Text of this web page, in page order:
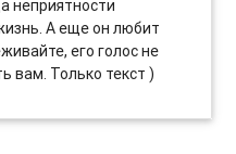
неприятности
А еще он любит
его голос не
вам. Только текст )